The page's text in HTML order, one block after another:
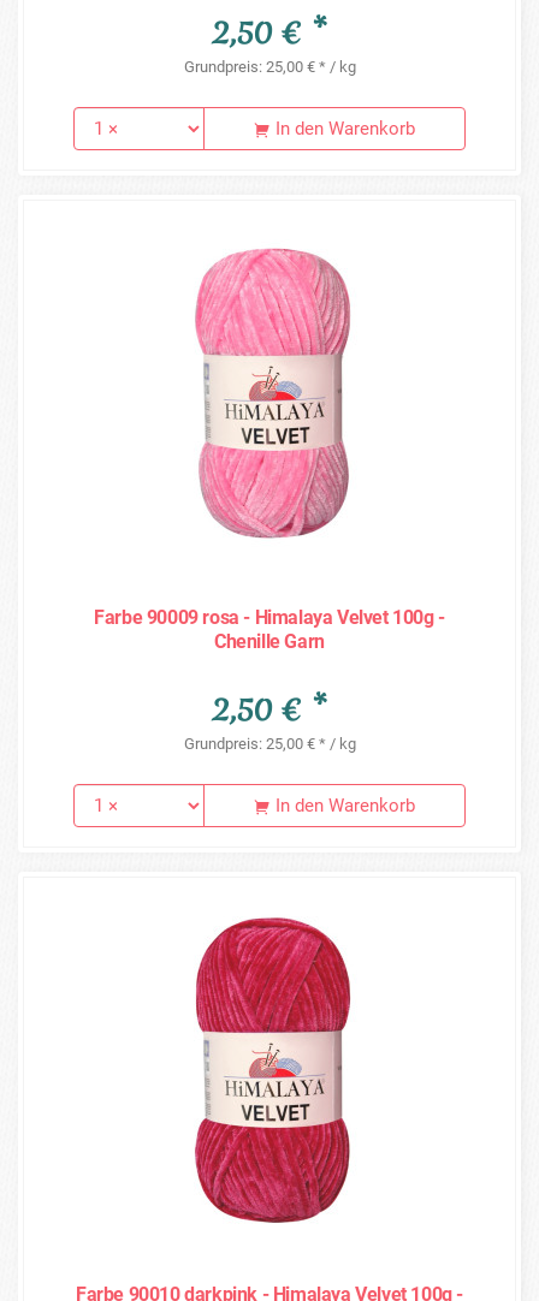
2,50 € *
Grundpreis: 25,00 € * / kg
In den Warenkorb
Farbe 90009 rosa - Himalaya Velvet 100g -
Chenille Garn
2,50 € *
Grundpreis: 25,00 € * / kg
In den Warenkorb
Farbe 90010 darkpink - Himalaya Velvet 100g -